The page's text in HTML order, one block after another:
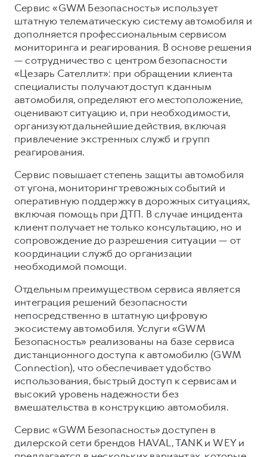
Сервис «GWM Безопасность» использует
штатную телематическую систему автомобиля и
дополняется профессиональным сервисом
мониторинга и реагирования. В основе решения
— сотрудничество с центром безопасности
«Цезарь Сателлит»: при обращении клиента
специалисты получают доступ к данным
автомобиля, определяют его местоположение,
оценивают ситуацию и, при необходимости,
организуют дальнейшие действия, включая
привлечение экстренных служб и групп
реагирования.
Сервис повышает степень защиты автомобиля
от угона, мониторинг тревожных событий и
оперативную поддержку в дорожных ситуациях,
включая помощь при ДТП. В случае инцидента
клиент получает не только консультацию, но и
сопровождение до разрешения ситуации — от
координации служб до организации
необходимой помощи.
Отдельным преимуществом сервиса является
интеграция решений безопасности
непосредственно в штатную цифровую
экосистему автомобиля. Услуги «GWM
Безопасность» реализованы на базе сервиса
дистанционного доступа к автомобилю (GWM
Connection), что обеспечивает удобство
использования, быстрый доступ к сервисам и
высокий уровень надежности без
вмешательства в конструкцию автомобиля.
Сервис «GWM Безопасность» доступен в
дилерской сети брендов HAVAL, TANK и WEY и